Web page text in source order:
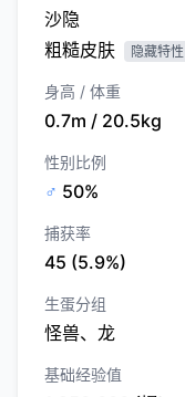
沙隐
粗糙皮肤
隐藏特性
身高 / 体重
0.7m / 20.5kg
性别比例
♂ 50%
捕获率
45 (5.9%)
生蛋分组
怪兽、龙
基础经验值